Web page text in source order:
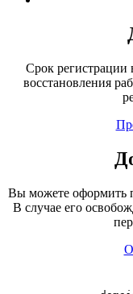
Срок регистрации
восстановления
Вы можете оформить
В случае его